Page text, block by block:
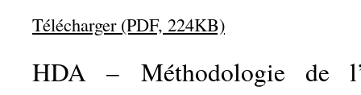
Télécharger (PDF, 224KB)
HDA – Méthodologie de